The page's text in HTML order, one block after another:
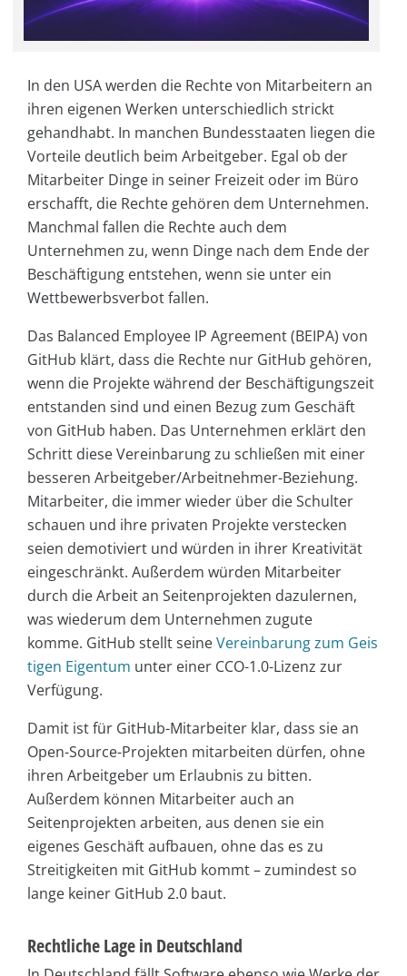
In den USA werden die Rechte von Mitarbeitern an
ihren eigenen Werken unterschiedlich strickt
gehandhabt. In manchen Bundesstaaten liegen die
Vorteile deutlich beim Arbeitgeber. Egal ob der
Mitarbeiter Dinge in seiner Freizeit oder im Büro
erschafft, die Rechte gehören dem Unternehmen.
Manchmal fallen die Rechte auch dem
Unternehmen zu, wenn Dinge nach dem Ende der
Beschäftigung entstehen, wenn sie unter ein
Wettbewerbsverbot fallen.
Das Balanced Employee IP Agreement (BEIPA) von
GitHub klärt, dass die Rechte nur GitHub gehören,
wenn die Projekte während der Beschäftigungszeit
entstanden sind und einen Bezug zum Geschäft
von GitHub haben. Das Unternehmen erklärt den
Schritt diese Vereinbarung zu schließen mit einer
besseren Arbeitgeber/Arbeitnehmer-Beziehung.
Mitarbeiter, die immer wieder über die Schulter
schauen und ihre privaten Projekte verstecken
seien demotiviert und würden in ihrer Kreativität
eingeschränkt. Außerdem würden Mitarbeiter
durch die Arbeit an Seitenprojekten dazulernen,
was wiederum dem Unternehmen zugute
komme. GitHub stellt seineVereinbarung zum Geis
tigen Eigentum unter einer CCO-1.0-Lizenz zur
Verfügung.
Damit ist für GitHub-Mitarbeiter klar, dass sie an
Open-Source-Projekten mitarbeiten dürfen, ohne
ihren Arbeitgeber um Erlaubnis zu bitten.
Außerdem können Mitarbeiter auch an
Seitenprojekten arbeiten, aus denen sie ein
eigenes Geschäft aufbauen, ohne das es zu
Streitigkeiten mit GitHub kommt – zumindest so
lange keiner GitHub 2.0 baut.
Rechtliche Lage in Deutschland